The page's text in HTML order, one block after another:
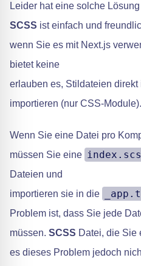
Leider hat eine solche
SCSS ist einfach und
wenn Sie es mit Next.js
bietet keine
erlauben es, Stildateien
importieren (nur CSS-Module).
Wenn Sie eine Datei pro
müssen Sie eine
Dateien und
importieren sie in die
Problem ist, dass Sie jede
müssen. SCSS Datei, die Sie
es dieses Problem jedoch